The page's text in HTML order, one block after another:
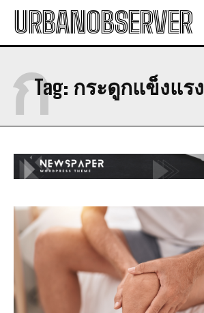
URBANOBSERVER
Tag: กระดูกแข็งแรง
ก